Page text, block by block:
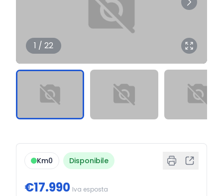
1 / 22
Km0 Disponibile
€17.990 Iva esposta